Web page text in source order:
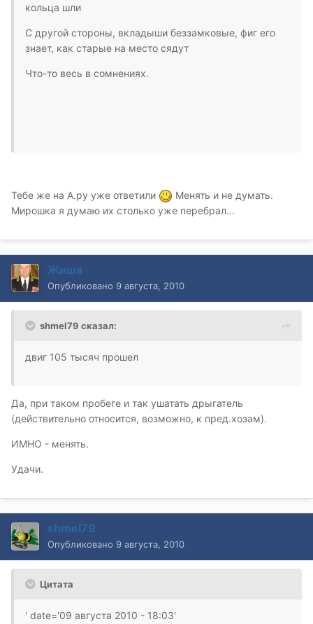
кольца шли
С другой стороны, вкладыши беззамковые, фиг его
знает, как старые на место сядут
Что-то весь в сомнениях.
Тебе же на А.ру уже ответили
Менять и не думать.
Мирошка я думаю их столько уже перебрал...
Жиша
Опубликовано 9 августа, 2010
shmel79 сказал:
двиг 105 тысяч прошел
Да, при таком пробеге и так ушатать дрыгатель
(действительно относится, возможно, к пред.хозам).
ИМНО - менять.
Удачи.
shmel79
Опубликовано 9 августа, 2010
Цитата
' date='09 августа 2010 - 18:03'